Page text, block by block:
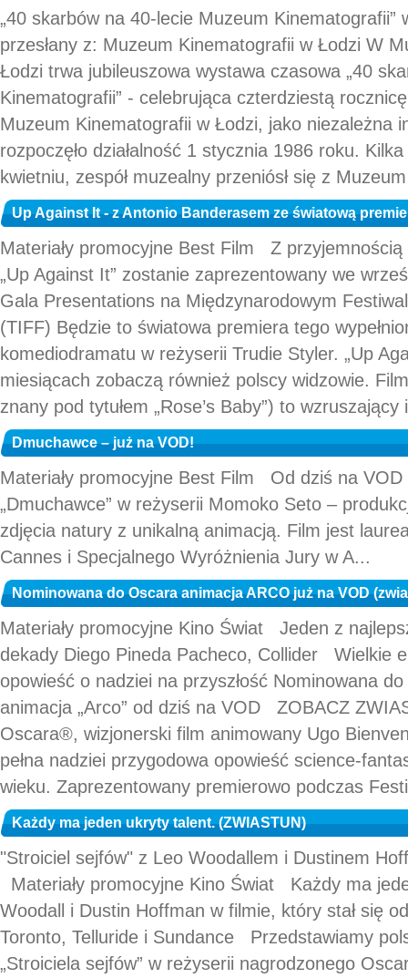
„40 skarbów na 40-lecie Muzeum
przesłany z: Muzeum Kinematografii w Łodzi W
Łodzi trwa jubileuszowa wystawa czasowa „40
Kinematografii” - celebrująca czterdziestą
Muzeum Kinematografii w Łodzi, jako niezależna
rozpoczęło działalność 1 stycznia 1986 roku.
kwietniu, zespół muzealny przeniósł się z
Up Against It - z Antonio Banderasem ze światową
Materiały promocyjne Best Film Z
„Up Against It” zostanie zaprezentowany we
Gala Presentations na Międzynarodowym
(TIFF) Będzie to światowa premiera tego
komediodramatu w reżyserii Trudie Styler. „Up
miesiącach zobaczą również polscy widzowie.
znany pod tytułem „Rose’s Baby”) to
Dmuchawce – już na VOD!
Materiały promocyjne Best Film Od dziś na VOD
„Dmuchawce” w reżyserii Momoko Seto –
zdjęcia natury z unikalną animacją. Film jest
Cannes i Specjalnego Wyróżnienia Jury w A...
Nominowana do Oscara animacja ARCO już na VOD
Materiały promocyjne Kino Świat Jeden z
dekady Diego Pineda Pacheco, Collider Wielkie
opowieść o nadziei na przyszłość Nominowana
animacja „Arco” od dziś na VOD ZOBACZ
Oscara®, wizjonerski film animowany Ugo
pełna nadziei przygodowa opowieść
wieku. Zaprezentowany premierowo podczas
Każdy ma jeden ukryty talent. (ZWIASTUN)
"Stroiciel sejfów" z Leo Woodallem i Dustinem
Materiały promocyjne Kino Świat Każdy ma
Woodall i Dustin Hoffman w filmie, który stał się
Toronto, Telluride i Sundance Przedstawiamy
„Stroiciela sejfów” w reżyserii nagrodzonego